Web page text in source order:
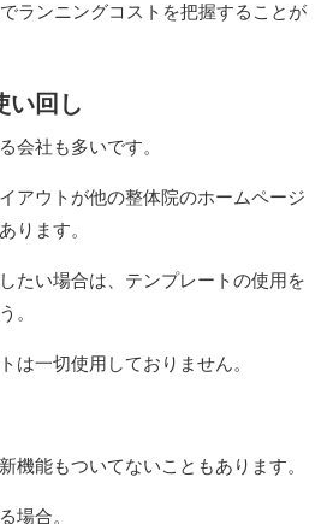
ランニングコストを把握することが
い回し
会社も多いです。
アウトが他の整体院のホームページ
ります。
たい場合は、テンプレートの使用を
。
は一切使用しておりません。
機能もついてないこともあります。
場合。